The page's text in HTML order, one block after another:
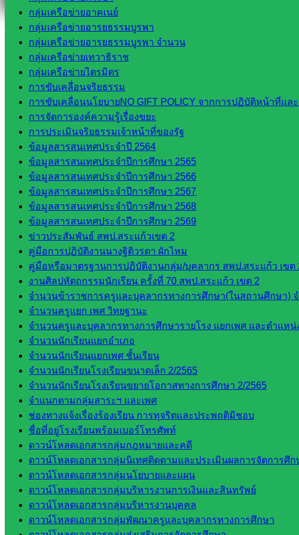
กลุ่มเครือข่ายอาคเนย์
กลุ่มเครือข่ายอารยธรรมบูรพา
กลุ่มเครือข่ายอารยธรรมบูรพา จำนวน
กลุ่มเครือข่ายเทวาธิราช
กลุ่มเครือข่ายไตรมิตร
การขับเคลื่อนจริยธรรม
การขับเคลื่อนนโยบายNO GIFT POLICY จากการปฏิบัติหน้าที่แ
การจัดการองค์ความรู้เรื่องขยะ
การประเมินจริยธรรมเจ้าหน้าที่ของรัฐ
ข้อมูลสารสนเทศประจำปี 2564
ข้อมูลสารสนเทศประจำปีการศึกษา 2565
ข้อมูลสารสนเทศประจำปีการศึกษา 2566
ข้อมูลสารสนเทศประจำปีการศึกษา 2567
ข้อมูลสารสนเทศประจำปีการศึกษา 2568
ข้อมูลสารสนเทศประจำปีการศึกษา 2569
ข่าวประสัมพันธ์ สพป.สระแก้วเขต 2
คู่มือการปฏิบัติงานนางฐิติวรดา ผักไหม
คู่มือหรือมาตรฐานการปฏิบัติงานกลุ่ม/บุคลากร สพป.สระแก้ว เขต
งานศิลปหัตถกรรมนักเรียน ครั้งที่ 70 สพป.สระแก้ว เขต 2
จำนวนข้าราชการครูและบุคลากรทางการศึกษา(ในสถานศึกษา)
จำนวนครูแยก เพศ วิทยฐานะ
จำนวนครูและบุคลากรทางการศึกษารายโรง แยกเพศ และตำแหน่
จำนวนนักเรียนแยกอำเภอ
จำนวนนักเรียนแยกเพศ ชั้นเรียน
จำนวนนักเรียนโรงเรียนขนาดเล็ก 2/2565
จำนวนนักเรียนโรงเรียนขยายโอกาสทางการศึกษา 2/2565
จำแนกตามกลุ่มสาระฯ และเพศ
ช่องทางแจ้งเรื่องร้องเรียน การทุจริตและประพฤติมิชอบ
ชื่อที่อยู่โรงเรียนพร้อมเบอร์โทรศัพท์
ดาวน์โหลดเอกสารกลุ่มกฎหมายและคดี
ดาวน์โหลดเอกสารกลุ่มนิเทศติดตามและประเมินผลการจัดการศึก
ดาวน์โหลดเอกสารกลุ่มนโยบายและแผน
ดาวน์โหลดเอกสารกลุ่มบริหารงานการเงินและสินทรัพย์
ดาวน์โหลดเอกสารกลุ่มบริหารงานบุคคล
ดาวน์โหลดเอกสารกลุ่มพัฒนาครูและบุคลากรทางการศึกษา